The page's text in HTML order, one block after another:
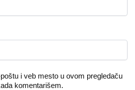
i veb mesto u ovom pregledaču
komentarišem.